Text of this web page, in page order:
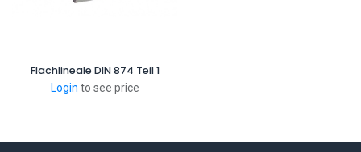
Flachlineale DIN 874 Teil 1
Login to see price